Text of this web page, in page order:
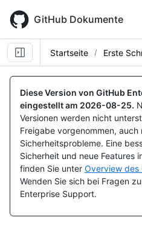
main
content
GitHub Dokumente
Startseite Erste
Diese Version von GitHub
eingestellt am 2026-08-25.
Versionen werden nicht
Freigabe vorgenommen,
Sicherheitsprobleme. Eine
Sicherheit und neue Features
finden Sie unter Overview des
Wenden Sie sich bei Fragen
Enterprise Support.